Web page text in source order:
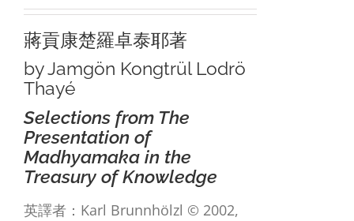
蔣貢康楚羅卓泰耶著
by Jamgön Kongtrül Lodrö
Thayé
Selections from The
Presentation of
Madhyamaka in the
Treasury of Knowledge
英譯者：Karl Brunnhölzl © 2002,